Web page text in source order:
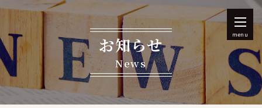
menu
お知らせ
News